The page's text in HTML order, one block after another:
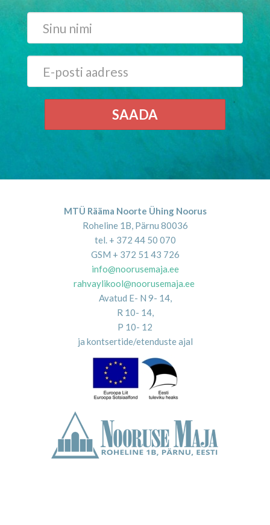
SAADA
MTÜ Rääma Noorte Ühing Noorus
Roheline 1B, Pärnu 80036
tel. + 372 44 50 070
GSM + 372 51 43 726
info@noorusemaja.ee
rahvaylikool@noorusemaja.ee
Avatud E- N 9- 14,
R 10- 14,
P 10- 12
ja kontsertide/etenduste ajal